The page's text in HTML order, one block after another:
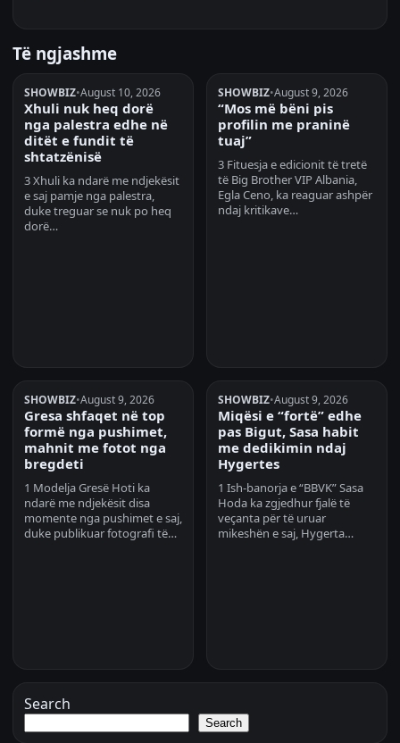
Të ngjashme
SHOWBIZ•August 10, 2026
Xhuli nuk heq dorë
nga palestra edhe në
ditët e fundit të
shtatzënisë
3 Xhuli ka ndarë me ndjekësit
e saj pamje nga palestra,
duke treguar se nuk po heq
dorë…
SHOWBIZ•August 9, 2026
“Mos më bëni pis
profilin me praninë
tuaj”
3 Fituesja e edicionit të tretë
të Big Brother VIP Albania,
Egla Ceno, ka reaguar ashpër
ndaj kritikave…
SHOWBIZ•August 9, 2026
Gresa shfaqet në top
formë nga pushimet,
mahnit me fotot nga
bregdeti
1 Modelja Gresë Hoti ka
ndarë me ndjekësit disa
momente nga pushimet e saj,
duke publikuar fotografi të…
SHOWBIZ•August 9, 2026
Miqësi e “fortë” edhe
pas Bigut, Sasa habit
me dedikimin ndaj
Hygertes
1 Ish-banorja e “BBVK” Sasa
Hoda ka zgjedhur fjalë të
veçanta për të uruar
mikeshën e saj, Hygerta…
Search
Search